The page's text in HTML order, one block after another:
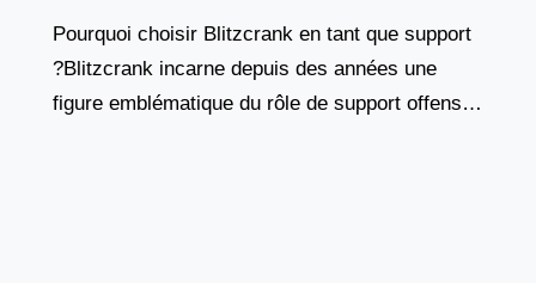
Pourquoi choisir Blitzcrank en tant que support
?Blitzcrank incarne depuis des années une
figure emblématique du rôle de support offensif.